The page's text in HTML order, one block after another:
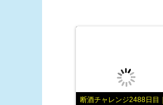
断酒チャレンジ2488日目｜